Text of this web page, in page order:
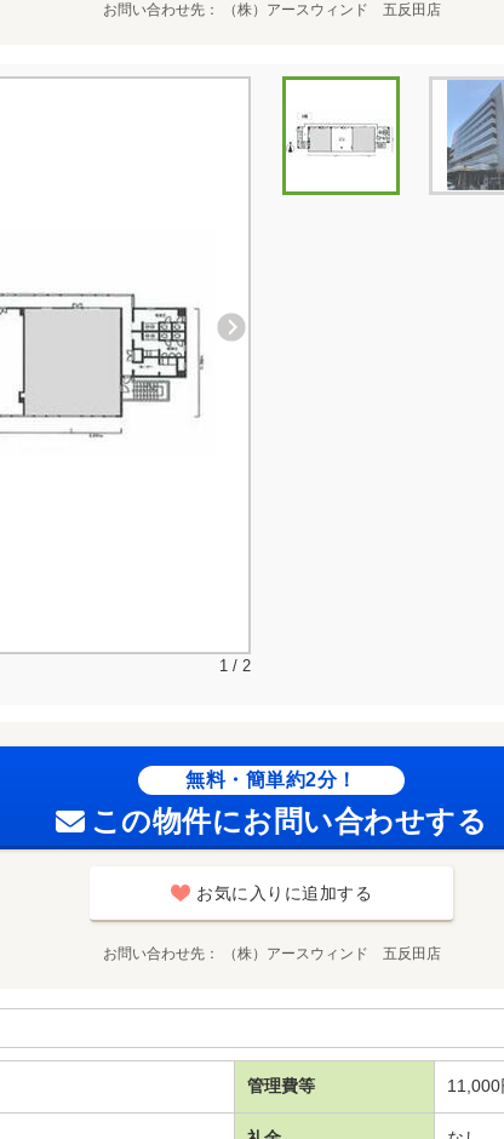
お問い合わせ先 （株）アースウィンド 五反田店
1 / 2
無料・簡単約2分！
この物件にお問い合わせする
お気に入りに追加する
お問い合わせ先 （株）アースウィンド 五反田店
管理費等 11,000